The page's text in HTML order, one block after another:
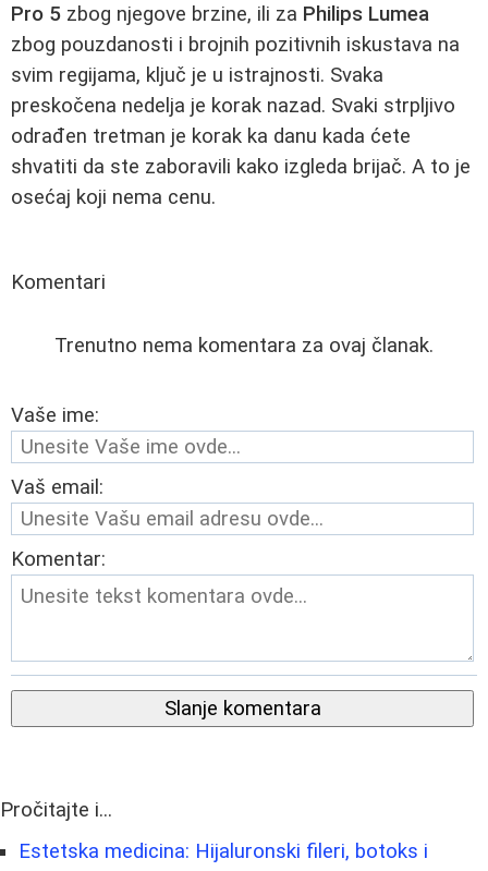
Pro 5 zbog njegove brzine, ili za Philips Lumea
zbog pouzdanosti i brojnih pozitivnih iskustava na
svim regijama, ključ je u istrajnosti. Svaka
preskočena nedelja je korak nazad. Svaki strpljivo
odrađen tretman je korak ka danu kada ćete
shvatiti da ste zaboravili kako izgleda brijač. A to je
osećaj koji nema cenu.
Komentari
Trenutno nema komentara za ovaj članak.
Vaše ime:
Vaš email:
Komentar:
Slanje komentara
Pročitajte i...
Estetska medicina: Hijaluronski fileri, botoks i